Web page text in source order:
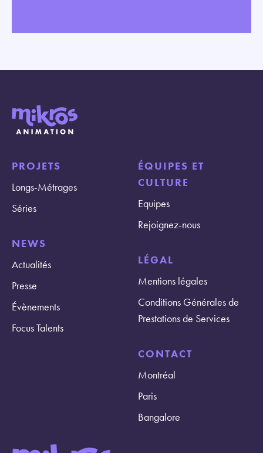
PROJETS
Longs-Métrages
Séries
NEWS
Actualités
Presse
Évènements
Focus Talents
ÉQUIPES ET
CULTURE
Equipes
Rejoignez-nous
LÉGAL
Mentions légales
Conditions Générales de
Prestations de Services
CONTACT
Montréal
Paris
Bangalore